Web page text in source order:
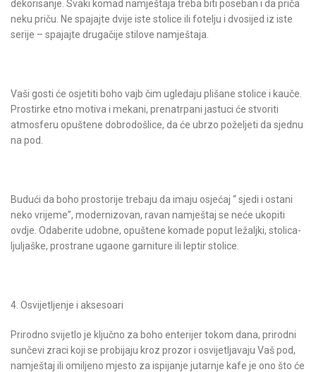
dekorisanje. Svaki komad namještaja treba biti poseban i da priča
neku priču. Ne spajajte dvije iste stolice ili fotelju i dvosijed iz iste
serije – spajajte drugačije stilove namještaja.
Vaši gosti će osjetiti boho vajb čim ugledaju plišane stolice i kauče.
Prostirke etno motiva i mekani, prenatrpani jastuci će stvoriti
atmosferu opuštene dobrodošlice, da će ubrzo poželjeti da sjednu
na pod.
Budući da boho prostorije trebaju da imaju osjećaj “ sjedi i ostani
neko vrijeme”, modernizovan, ravan namještaj se neće ukopiti
ovdje. Odaberite udobne, opuštene komade poput ležaljki, stolica-
ljuljaške, prostrane ugaone garniture ili leptir stolice.
4. Osvijetljenje i aksesoari
Prirodno svijetlo je ključno za boho enterijer tokom dana, prirodni
sunčevi zraci koji se probijaju kroz prozor i osvijetljavaju Vaš pod,
namještaj ili omiljeno mjesto za ispijanje jutarnje kafe je ono što će